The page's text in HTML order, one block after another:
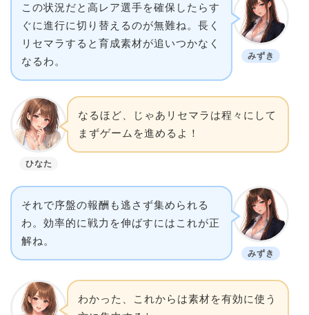
みずき
この状況だと高レア選手を確保したらす
ぐに進行に切り替えるのが無難ね。長く
リセマラすると育成素材が追いつかなく
なるわ。
ひなた
なるほど、じゃあリセマラは程々にして
まずゲームを進めるよ！
みずき
それで序盤の報酬も逃さず集められる
わ。効率的に戦力を伸ばすにはこれが正
解ね。
わかった、これからは素材を有効に使う